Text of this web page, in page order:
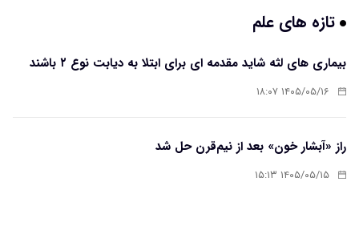
تازه های علم
بیماری های لثه شاید مقدمه ای برای ابتلا به دیابت نوع ۲ باشند
۱۴۰۵/۰۵/۱۶ ۱۸:۰۷
راز «آبشار خون» بعد از نیم‌قرن حل شد
۱۴۰۵/۰۵/۱۵ ۱۵:۱۳